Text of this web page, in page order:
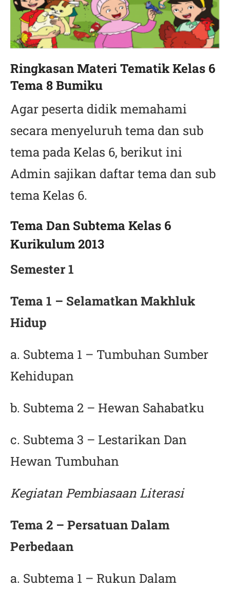
Ringkasan Materi Tematik Kelas 6
Tema 8 Bumiku
Agar peserta didik memahami
secara menyeluruh tema dan sub
tema pada Kelas 6, berikut ini
Admin sajikan daftar tema dan sub
tema Kelas 6.
Tema Dan Subtema Kelas 6
Kurikulum 2013
Semester 1
Tema 1 – Selamatkan Makhluk
Hidup
a. Subtema 1 – Tumbuhan Sumber
Kehidupan
b. Subtema 2 – Hewan Sahabatku
c. Subtema 3 – Lestarikan Dan
Hewan Tumbuhan
Kegiatan Pembiasaan Literasi
Tema 2 – Persatuan Dalam
Perbedaan
a. Subtema 1 – Rukun Dalam